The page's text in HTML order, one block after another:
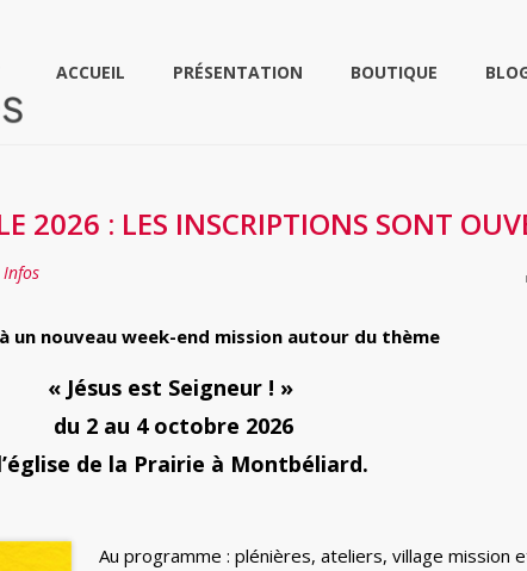
ACCUEIL PRÉSENTATION BOUTIQUE
2026 : LES INSCRIPTIONS SONT
Infos
nouveau week-end mission autour du thème
« Jésus est Seigneur ! »
du 2 au 4 octobre 2026
de la Prairie à Montbéliard.
Au programme : plénières, ateliers, village mission